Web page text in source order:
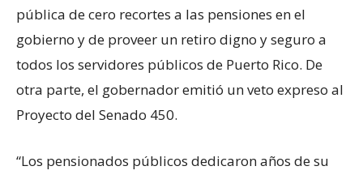
pública de cero recortes a las pensiones en el
gobierno y de proveer un retiro digno y seguro a
todos los servidores públicos de Puerto Rico. De
otra parte, el gobernador emitió un veto expreso al
Proyecto del Senado 450.
“Los pensionados públicos dedicaron años de su